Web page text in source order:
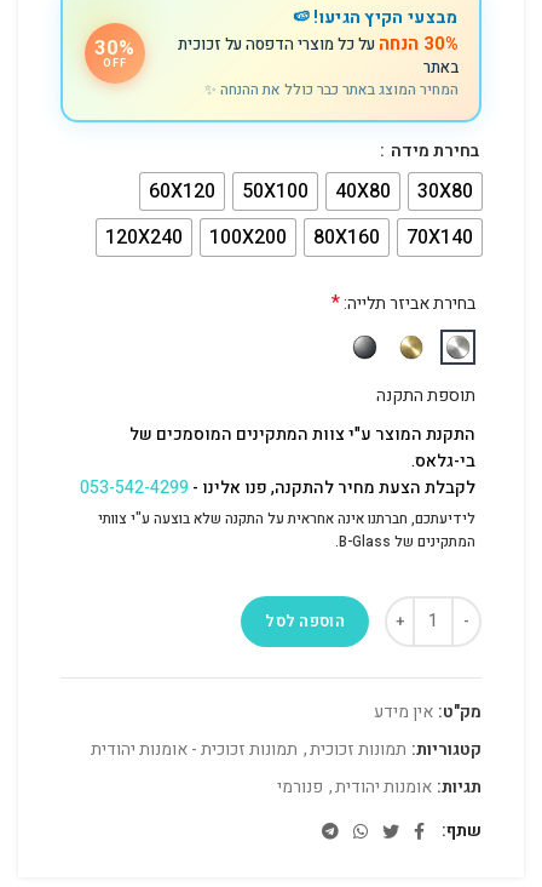
מבצעי הקיץ הגיעו! 🍉
30% הנחה
על כל מוצרי הדפסה על זכוכית
באתר
המחיר המוצג באתר כבר כולל את ההנחה ✨
30%
OFF
בחירת מידה
30X80
40X80
50X100
60X120
70X140
80X160
100X200
120X240
בחירת אביזר תלייה:*
תוספת התקנה
התקנת המוצר ע"י צוות המתקינים המוסמכים של
בי-גלאס.
לקבלת הצעת מחיר להתקנה, פנו אלינו -053-542-4299
לידיעתכם, חברתנו אינה אחראית על התקנה שלא בוצעה ע"י צוותי
המתקינים של B-Glass.
הוספה לסל
מק"ט: אין מידע
קטגוריות: תמונות זכוכית, תמונות זכוכית - אומנות יהודית
תגיות: אומנות יהודית, פנורמי
שתף